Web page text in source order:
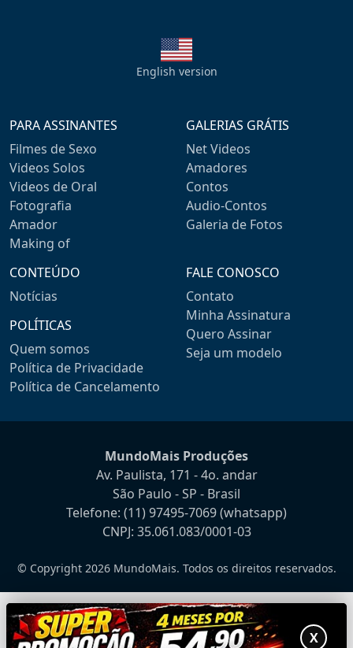
English version
PARA ASSINANTES
Filmes de Sexo
Videos Solos
Videos de Oral
Fotografia
Amador
Making of
GALERIAS GRÁTIS
Net Videos
Amadores
Contos
Audio-Contos
Galeria de Fotos
CONTEÚDO
Notícias
POLÍTICAS
Quem somos
Política de Privacidade
Política de Cancelamento
FALE CONOSCO
Contato
Minha Assinatura
Quero Assinar
Seja um modelo
MundoMais Produções
Av. Paulista, 171 - 4o. andar
São Paulo - SP - Brasil
Telefone: (11) 97495-7069(whatsapp)
CNPJ: 35.061.083/0001-03
© Copyright 2026 MundoMais. Todos os direitos reservados.
X